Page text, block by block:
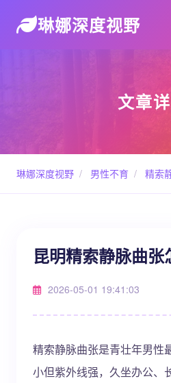
琳娜深度视野
文章
琳娜深度视野 / 男性不育 / 精索
昆明精索静脉曲
2026-05-01 19:41:03
精索静脉曲张是青壮年男性
小但紫外线强，久坐办公、